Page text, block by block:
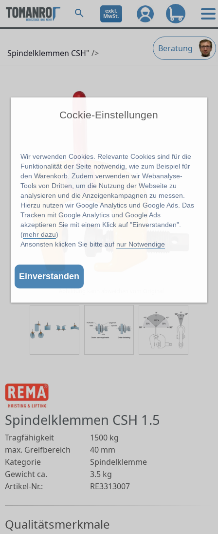
Cockie-Einstellungen
Wir verwenden Cookies. Relevante Cookies sind für die
Funktionalität der Seite notwendig, wie zum Beispiel für
den Warenkorb. Zudem verwenden wir Webanalyse-
Tools von Dritten, um die Nutzung der Webseite zu
analysieren und die Anzeigenkampagnen zu messen.
Hierzu nutzen wir Google Analytics und Google Ads. Das
Tracken mit Google Analytics und Google Ads
akzeptieren Sie mit einem Klick auf "Einverstanden".
(mehr dazu)
Ansonsten klicken Sie bitte auf nur Notwendige
Einverstanden
exkl.
MwSt.
Beratung
Spindelklemmen CSH" />
Spindelklemmen CSH 1.5
Tragfähigkeit
1500 kg
max. Greifbereich
40 mm
Kategorie
Spindelklemme
Gewicht ca.
3.5 kg
Artikel-Nr.:
RE3313007
Qualitätsmerkmale